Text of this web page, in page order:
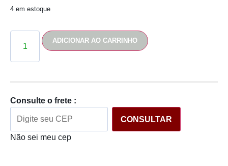
4 em estoque
ADICIONAR AO CARRINHO
Consulte o frete :
CONSULTAR
Não sei meu cep